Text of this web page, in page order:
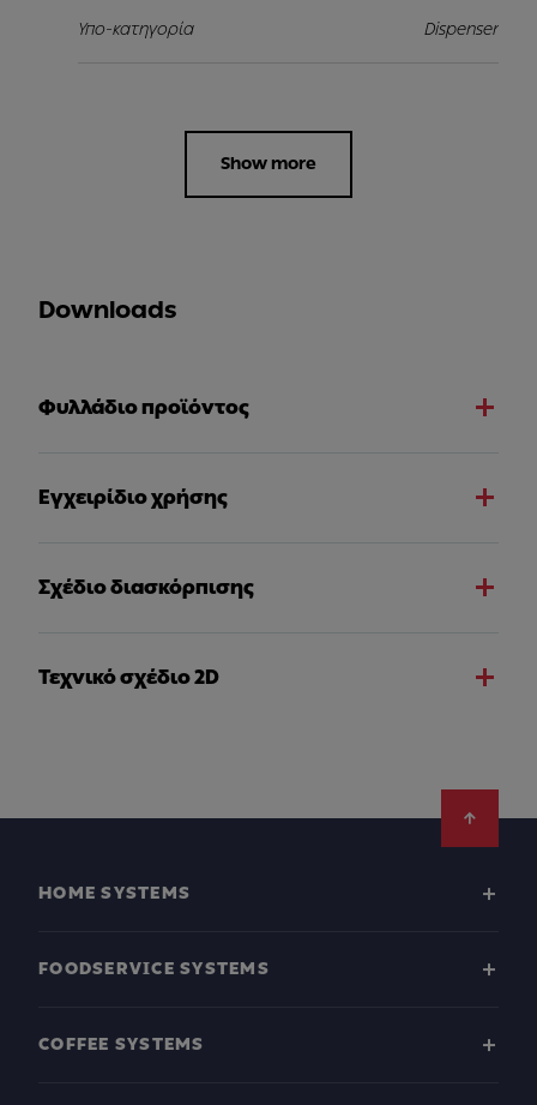
Υπο-κατηγορία Dispenser
Show more
Downloads
Φυλλάδιο προϊόντος
Εγχειρίδιο χρήσης
Σχέδιο διασκόρπισης
Τεχνικό σχέδιο 2D
HOME SYSTEMS
FOODSERVICE SYSTEMS
COFFEE SYSTEMS